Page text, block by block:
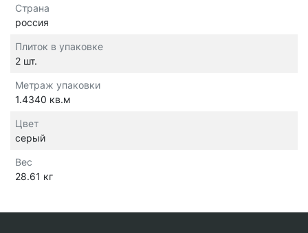
Страна
россия
Плиток в упаковке
2 шт.
Метраж упаковки
1.4340 кв.м
Цвет
серый
Вес
28.61 кг